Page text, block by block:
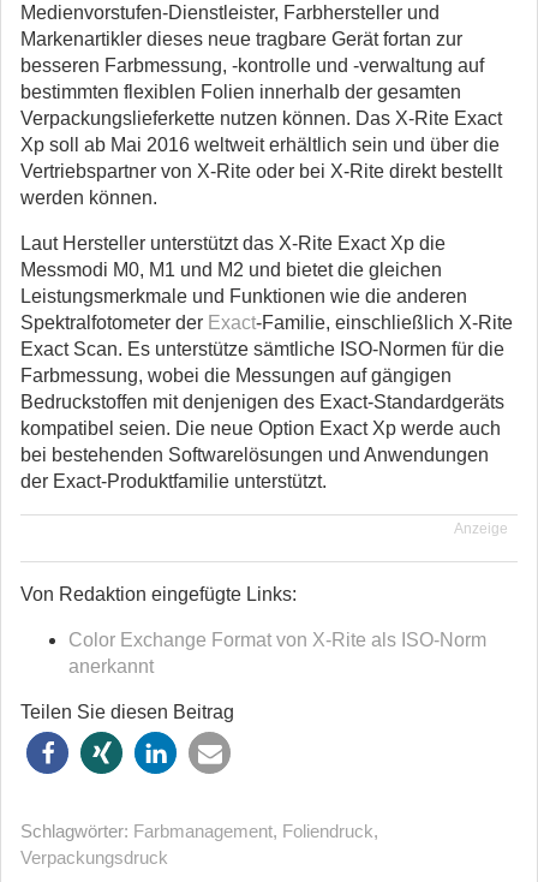
Medienvorstufen-Dienstleister, Farbhersteller und
Markenartikler dieses neue tragbare Gerät fortan zur
besseren Farbmessung, -kontrolle und -verwaltung auf
bestimmten flexiblen Folien innerhalb der gesamten
Verpackungslieferkette nutzen können. Das X-Rite Exact
Xp soll ab Mai 2016 weltweit erhältlich sein und über die
Vertriebspartner von X-Rite oder bei X-Rite direkt bestellt
werden können.
Laut Hersteller unterstützt das X-Rite Exact Xp die
Messmodi M0, M1 und M2 und bietet die gleichen
Leistungsmerkmale und Funktionen wie die anderen
Spektralfotometer der Exact-Familie, einschließlich X-Rite
Exact Scan. Es unterstütze sämtliche ISO-Normen für die
Farbmessung, wobei die Messungen auf gängigen
Bedruckstoffen mit denjenigen des Exact-Standardgeräts
kompatibel seien. Die neue Option Exact Xp werde auch
bei bestehenden Softwarelösungen und Anwendungen
der Exact-Produktfamilie unterstützt.
Anzeige
Von Redaktion eingefügte Links:
Color Exchange Format von X-Rite als ISO-Norm
anerkannt
Teilen Sie diesen Beitrag
Schlagwörter: Farbmanagement, Foliendruck,
Verpackungsdruck